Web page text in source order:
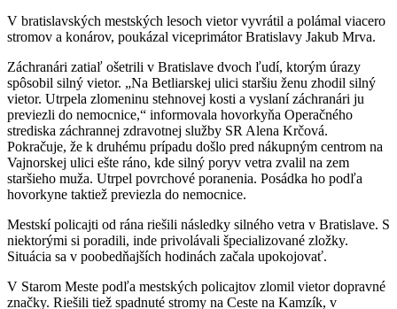
V bratislavských mestských lesoch vietor vyvrátil a polámal viacero
stromov a konárov, poukázal viceprimátor Bratislavy Jakub Mrva.
Záchranári zatiaľ ošetrili v Bratislave dvoch ľudí, ktorým úrazy
spôsobil silný vietor. „Na Betliarskej ulici staršiu ženu zhodil silný
vietor. Utrpela zlomeninu stehnovej kosti a vyslaní záchranári ju
previezli do nemocnice,“ informovala hovorkyňa Operačného
strediska záchrannej zdravotnej služby SR Alena Krčová.
Pokračuje, že k druhému prípadu došlo pred nákupným centrom na
Vajnorskej ulici ešte ráno, kde silný poryv vetra zvalil na zem
staršieho muža. Utrpel povrchové poranenia. Posádka ho podľa
hovorkyne taktiež previezla do nemocnice.
Mestskí policajti od rána riešili následky silného vetra v Bratislave. S
niektorými si poradili, inde privolávali špecializované zložky.
Situácia sa v poobedňajších hodinách začala upokojovať.
V Starom Meste podľa mestských policajtov zlomil vietor dopravné
značky. Riešili tiež spadnuté stromy na Ceste na Kamzík, v